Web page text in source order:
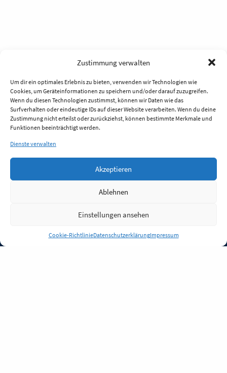
Zustimmung verwalten
Um dir ein optimales Erlebnis zu bieten, verwenden wir Technologien wie
Cookies, um Geräteinformationen zu speichern und/oder darauf zuzugreifen.
Wenn du diesen Technologien zustimmst, können wir Daten wie das
Surfverhalten oder eindeutige IDs auf dieser Website verarbeiten. Wenn du deine
Zustimmung nicht erteilst oder zurückziehst, können bestimmte Merkmale und
Funktionen beeinträchtigt werden.
Dienste verwalten
Akzeptieren
Ablehnen
Einstellungen ansehen
Cookie-RichtlinieDatenschutzerklärungImpressum